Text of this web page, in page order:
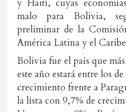
y Haití, cuyas
malo para Bolivia,
preliminar de la
América Latina y el
Bolivia fue el país que
este año estará entre los
crecimiento frente a
la lista con 9,7% de